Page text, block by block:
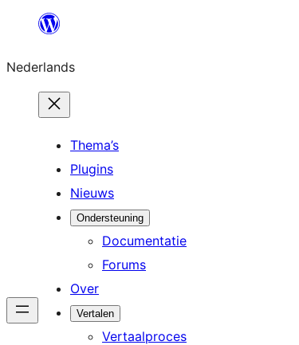
de
inhoud
Nederlands
Thema’s
Plugins
Nieuws
Ondersteuning
Documentatie
Forums
Over
Vertalen
Vertaalproces